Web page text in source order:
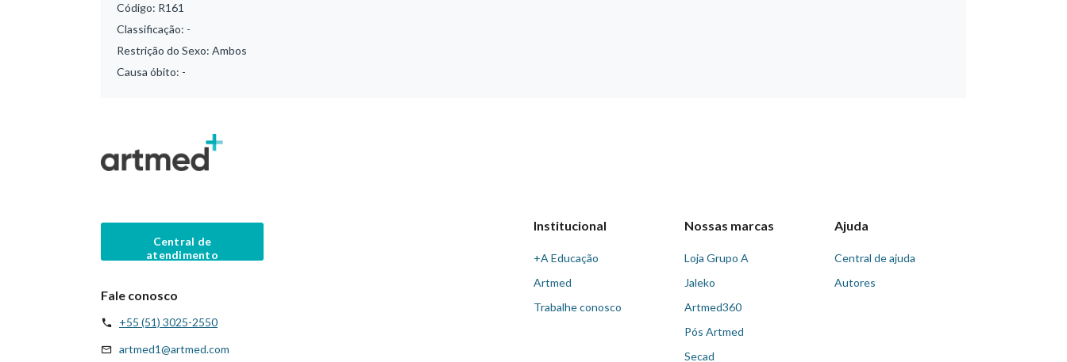
Código: R161
Classificação: -
Restrição do Sexo: Ambos
Causa óbito: -
Central de
atendimento
Fale conosco
+55 (51) 3025-2550
artmed1@artmed.com
Institucional
+A Educação
Artmed
Trabalhe conosco
Nossas marcas
Loja Grupo A
Jaleko
Artmed360
Pós Artmed
Secad
Ajuda
Central de ajuda
Autores